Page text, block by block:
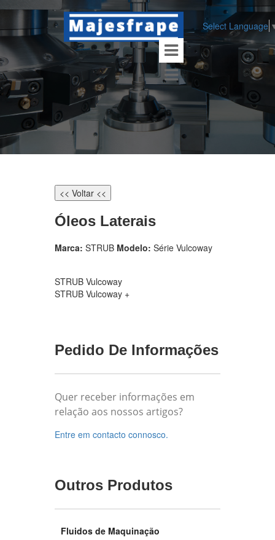
Select Language
<< Voltar <<
Óleos Laterais
Marca: STRUB Modelo: Série Vulcoway
STRUB Vulcoway
STRUB Vulcoway +
Pedido De Informações
Quer receber informações em
relação aos nossos artigos?
Entre em contacto connosco.
Outros Produtos
Fluidos de Maquinação